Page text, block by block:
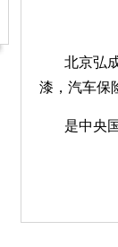
北京弘成
漆，汽车保
是中央国